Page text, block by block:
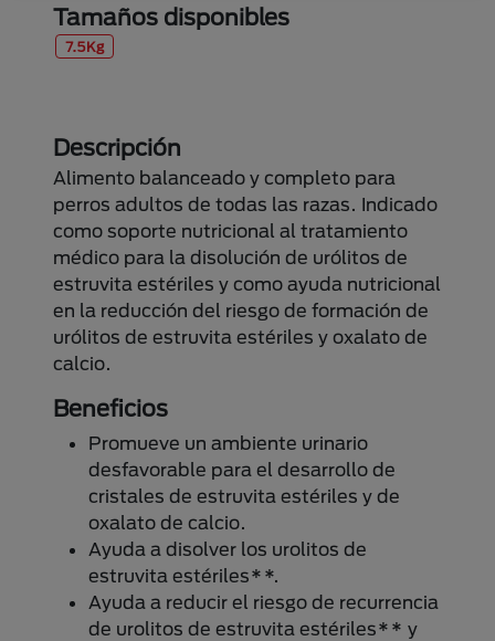
Tamaños disponibles
7.5Kg
Descripción
Alimento balanceado y completo para
perros adultos de todas las razas. Indicado
como soporte nutricional al tratamiento
médico para la disolución de urólitos de
estruvita estériles y como ayuda nutricional
en la reducción del riesgo de formación de
urólitos de estruvita estériles y oxalato de
calcio.
Beneficios
Promueve un ambiente urinario
desfavorable para el desarrollo de
cristales de estruvita estériles y de
oxalato de calcio.
Ayuda a disolver los urolitos de
estruvita estériles**.
Ayuda a reducir el riesgo de recurrencia
de urolitos de estruvita estériles** y